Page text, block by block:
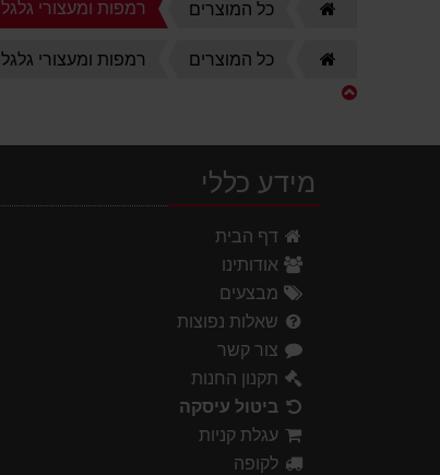
כל המוצרים רמפות ומעצורי גלגל
כל המוצרים רמפות ומעצורי גלגל
מידע כללי
דף הבית
אודותינו
מבצעים
שאלות נפוצות
צור קשר
תקנון החנות
ביטול עיסקה
עגלת קניות
לקופה